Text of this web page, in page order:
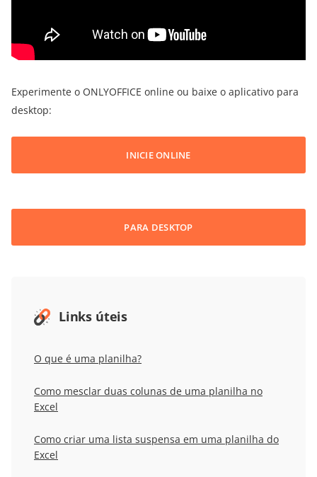
Experimente o ONLYOFFICE online ou baixe o aplicativo para
desktop:
INICIE ONLINE
PARA DESKTOP
Links úteis
O que é uma planilha?
Como mesclar duas colunas de uma planilha no
Excel
Como criar uma lista suspensa em uma planilha do
Excel